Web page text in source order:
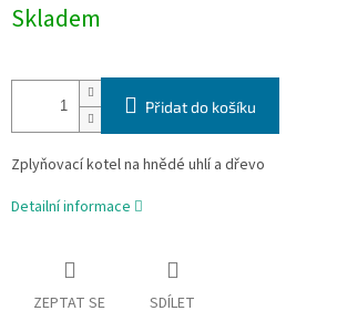
cena:
Skladem
Přidat do košíku
Zplyňovací kotel na hnědé uhlí a dřevo
Detailní informace
ZEPTAT SE SDÍLET